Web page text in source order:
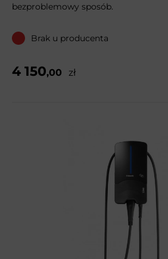
bezproblemowy sposób.
Brak u producenta
4 150,00 zł